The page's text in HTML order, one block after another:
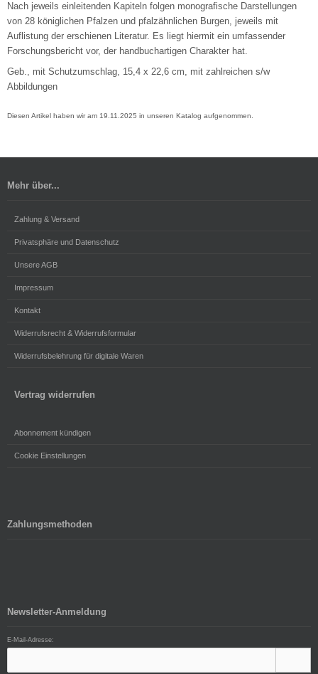
Nach jeweils einleitenden Kapiteln folgen monografische Darstellungen
von 28 königlichen Pfalzen und pfalzähnlichen Burgen, jeweils mit
Auflistung der erschienen Literatur. Es liegt hiermit ein umfassender
Forschungsbericht vor, der handbuchartigen Charakter hat.
Geb., mit Schutzumschlag, 15,4 x 22,6 cm, mit zahlreichen s/w
Abbildungen
Diesen Artikel haben wir am 19.11.2025 in unseren Katalog aufgenommen.
Mehr über...
Zahlung & Versand
Privatsphäre und Datenschutz
Unsere AGB
Impressum
Kontakt
Widerrufsrecht & Widerrufsformular
Widerrufsbelehrung für digitale Waren
Vertrag widerrufen
Abonnement kündigen
Cookie Einstellungen
Zahlungsmethoden
Newsletter-Anmeldung
E-Mail-Adresse: